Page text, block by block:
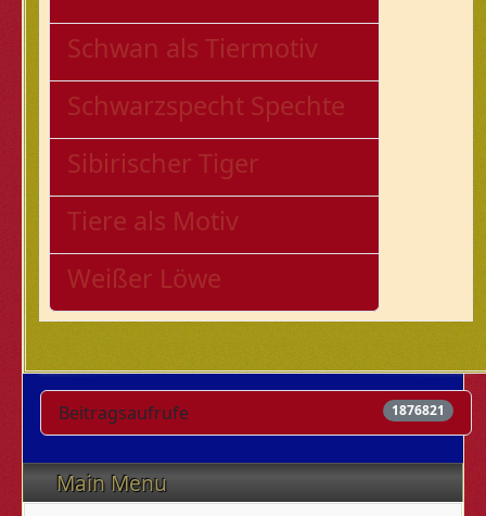
Main Menu
Schwan als Tiermotiv
Schwarzspecht Spechte
Sibirischer Tiger
Tiere als Motiv
Weißer Löwe
Beitragsaufrufe 1876821